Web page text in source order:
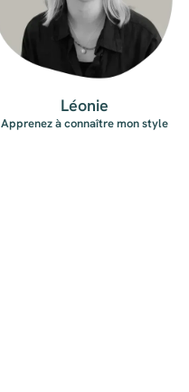
Léonie
Apprenez à connaître mon style